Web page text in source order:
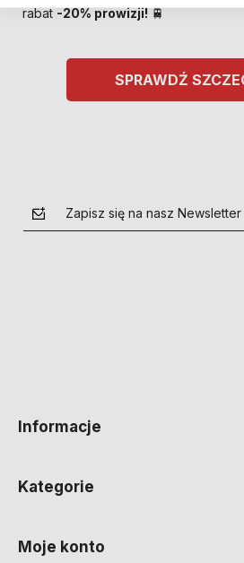
rabat -20% prowizji! 🚆
SPRAWDŹ
Zapisz się na nasz
Informacje
Kategorie
Moje konto